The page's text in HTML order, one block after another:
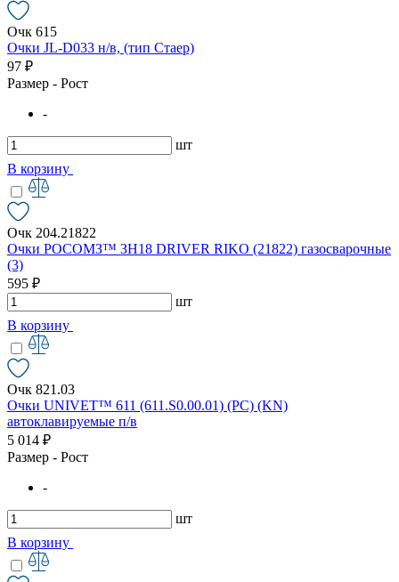
Очк 615
Очки JL-D033 н/в, (тип Стаер)
97 ₽
Размер - Рост
-
шт
В корзину
Очк 204.21822
Очки РОСОМЗ™ ЗН18 DRIVER RIKO (21822) газосварочные
(3)
595 ₽
шт
В корзину
Очк 821.03
Очки UNIVET™ 611 (611.S0.00.01) (РС) (KN)
автоклавируемые п/в
5 014 ₽
Размер - Рост
-
шт
В корзину